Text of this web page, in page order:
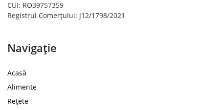
CUI: RO39757359
Registrul Comerțului: J12/1798/2021
Navigație
Acasă
Alimente
Rețete